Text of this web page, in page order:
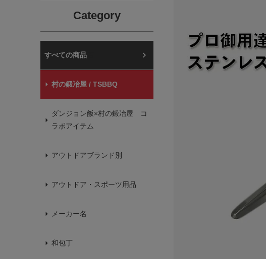
Category
村の鍛冶屋本店
村の鍛冶屋 / TSBBQ
ダンジョン飯×村の鍛冶屋 コ
ラボアイテム
アウトドアブランド別
アウトドア・スポーツ用品
メーカー名
和包丁